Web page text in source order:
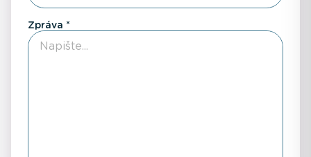
Zpráva